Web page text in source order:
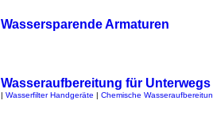
Wassersparende Armaturen
Wasseraufbereitung für Unterwegs
| Wasserfilter Handgeräte | Chemische